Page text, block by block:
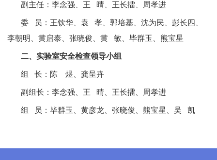
副主任：李念强、王 晴、王长擂、周孝进
委 员：王钦华、袁 孝、郭培基、沈为民、彭长四、
李朝明、黄启泰、张晓俊、黄 敏、毕群玉、熊宝星
二、实验室安全检查领导小组
组 长：陈 煜、龚呈卉
副组长：李念强、王 晴、王长擂、周孝进
组 员：毕群玉、黄彦龙、张晓俊、熊宝星、吴 凯